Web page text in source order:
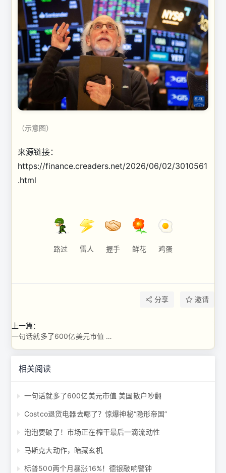
（示意图）
来源链接：
https://finance.creaders.net/2026/06/02/3010561
.html
路过 雷人 握手 鲜花 鸡蛋
分享 邀请
上一篇：
一句话就多了600亿美元市值 美国散户吵翻
相关阅读
一句话就多了600亿美元市值 美国散户吵翻
Costco退货电器去哪了？惊爆神秘“隐形帝国”
泡泡要破了！市场正在榨干最后一滴流动性
马斯克大动作，暗藏玄机
标普500两个月暴涨16%！德银敲响警钟